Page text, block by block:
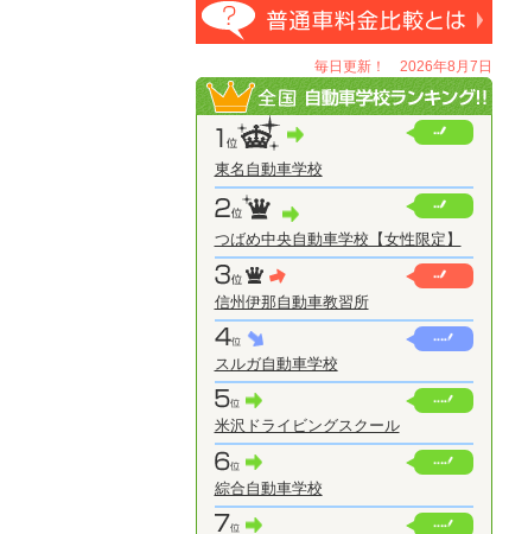
毎日更新！ 2026年8月7日
東名自動車学校
つばめ中央自動車学校【女性限定】
信州伊那自動車教習所
スルガ自動車学校
米沢ドライビングスクール
綜合自動車学校